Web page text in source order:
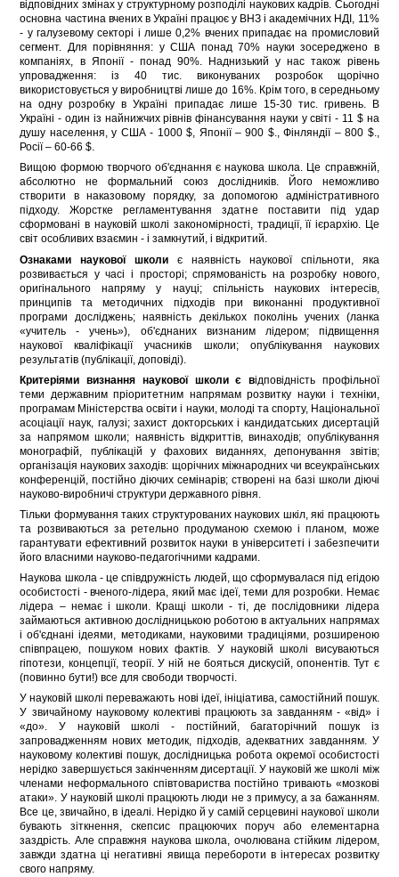
відповідних змінах у структурному розподілі наукових кадрів. Сьогодні
основна частина вчених в Україні працює у ВНЗ і академічних НДІ, 11%
- у галузевому секторі і лише 0,2% вчених припадає на промисловий
сегмент. Для порівняння: у США понад 70% науки зосереджено в
компаніях, в Японії - понад 90%. Наднизький у нас також рівень
упровадження: із 40 тис. виконуваних розробок щорічно
використовується у виробництві лише до 16%. Крім того, в середньому
на одну розробку в Україні припадає лише 15-30 тис. гривень. В
Україні - один із найнижчих рівнів фінансування науки у світі - 11 $ на
душу населення, у США - 1000 $, Японії – 900 $., Фінляндії – 800 $.,
Росії – 60-66 $.
Вищою формою творчого об'єднання є наукова школа. Це справжній,
абсолютно не формальний союз дослідників. Його неможливо
створити в наказовому порядку, за допомогою адміністративного
підходу. Жорстке регламентування здатне поставити під удар
сформовані в науковій школі закономірності, традиції, її ієрархію. Це
світ особливих взаємин - і замкнутий, і відкритий.
Ознаками наукової школи є наявність наукової спільноти, яка
розвивається у часі і просторі; спрямованість на розробку нового,
оригінального напряму у науці; спільність наукових інтересів,
принципів та методичних підходів при виконанні продуктивної
програми досліджень; наявність декількох поколінь учених (ланка
«учитель - учень»), об'єднаних визнаним лідером; підвищення
наукової кваліфікації учасників школи; опублікування наукових
результатів (публікації, доповіді).
Критеріями визнання наукової школи є відповідність профільної
теми державним пріоритетним напрямам розвитку науки і техніки,
програмам Міністерства освіти і науки, молоді та спорту, Національної
асоціації наук, галузі; захист докторських і кандидатських дисертацій
за напрямом школи; наявність відкриттів, винаходів; опублікування
монографій, публікацій у фахових виданнях, депонування звітів;
організація наукових заходів: щорічних міжнародних чи всеукраїнських
конференцій, постійно діючих семінарів; створені на базі школи діючі
науково-виробничі структури державного рівня.
Тільки формування таких структурованих наукових шкіл, які працюють
та розвиваються за ретельно продуманою схемою і планом, може
гарантувати ефективний розвиток науки в університеті і забезпечити
його власними науково-педагогічними кадрами.
Наукова школа - це співдружність людей, що сформувалася під егідою
особистості - вченого-лідера, який має ідеї, теми для розробки. Немає
лідера – немає і школи. Кращі школи - ті, де послідовники лідера
займаються активною дослідницькою роботою в актуальних напрямах
і об'єднані ідеями, методиками, науковими традиціями, розширеною
співпрацею, пошуком нових фактів. У науковій школі висуваються
гіпотези, концепції, теорії. У ній не бояться дискусій, опонентів. Тут є
(повинно бути!) все для свободи творчості.
У науковій школі переважають нові ідеї, ініціатива, самостійний пошук.
У звичайному науковому колективі працюють за завданням - «від» і
«до». У науковій школі - постійний, багаторічний пошук із
запровадженням нових методик, підходів, адекватних завданням. У
науковому колективі пошук, дослідницька робота окремої особистості
нерідко завершується закінченням дисертації. У науковій же школі між
членами неформального співтовариства постійно тривають «мозкові
атаки». У науковій школі працюють люди не з примусу, а за бажанням.
Все це, звичайно, в ідеалі. Нерідко й у самій серцевині наукової школи
бувають зіткнення, скепсис працюючих поруч або елементарна
заздрість. Але справжня наукова школа, очолювана стійким лідером,
завжди здатна ці негативні явища перебороти в інтересах розвитку
свого напряму.